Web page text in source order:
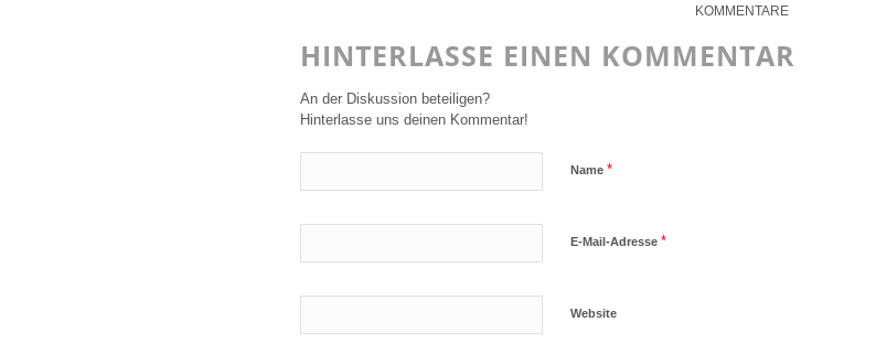
KOMMENTARE
HINTERLASSE EINEN KOMMENTAR
An der Diskussion beteiligen?
Hinterlasse uns deinen Kommentar!
Name *
E-Mail-Adresse *
Website